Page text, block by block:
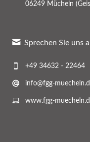
06249 Mücheln
Sprechen Sie uns
+49 34632 - 22464
info@fgg-
www.fgg-